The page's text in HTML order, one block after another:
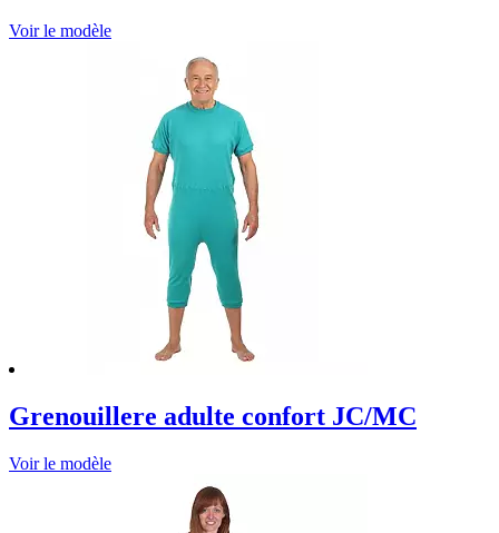
Voir le modèle
Grenouillere adulte confort JC/MC
Voir le modèle